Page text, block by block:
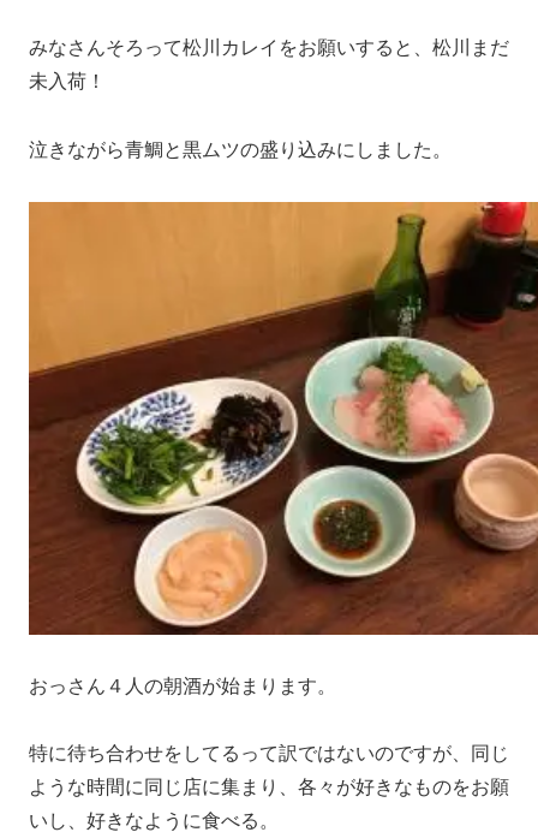
みなさんそろって松川カレイをお願いすると、松川まだ
未入荷！
泣きながら青鯛と黒ムツの盛り込みにしました。
おっさん４人の朝酒が始まります。
特に待ち合わせをしてるって訳ではないのですが、同じ
ような時間に同じ店に集まり、各々が好きなものをお願
いし、好きなように食べる。